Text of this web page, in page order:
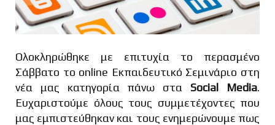
Ολοκληρώθηκε με επιτυχία το περασμένο
Σάββατο το online Εκπαιδευτικό Σεμινάριο στη
νέα μας κατηγορία πάνω στα Social Media.
Ευχαριστούμε όλους τους συμμετέχοντες που
μας εμπιστεύθηκαν και τους ενημερώνουμε πως